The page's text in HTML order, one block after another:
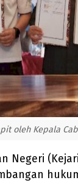
oleh Kepala
Negeri